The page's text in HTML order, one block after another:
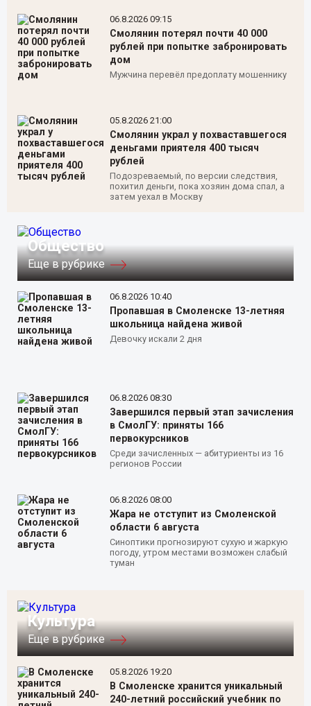
06.8.2026 09:15
Смолянин потерял почти 40 000
рублей при попытке забронировать
дом
Мужчина перевёл предоплату мошеннику
05.8.2026 21:00
Смолянин украл у похваставшегося
деньгами приятеля 400 тысяч
рублей
Подозреваемый, по версии следствия,
похитил деньги, пока хозяин дома спал, а
затем уехал в Москву
Общество
Еще в рубрике
06.8.2026 10:40
Пропавшая в Смоленске 13-летняя
школьница найдена живой
Девочку искали 2 дня
06.8.2026 08:30
Завершился первый этап зачисления
в СмолГУ: приняты 166
первокурсников
Среди зачисленных — абитуриенты из 16
регионов России
06.8.2026 08:00
Жара не отступит из Смоленской
области 6 августа
Синоптики прогнозируют сухую и жаркую
погоду, утром местами возможен слабый
туман
Культура
Еще в рубрике
05.8.2026 19:20
В Смоленске хранится уникальный
240-летний российский учебник по